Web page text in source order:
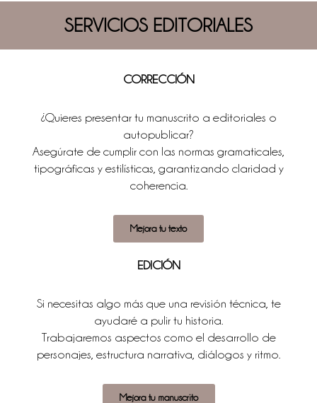
SERVICIOS EDITORIALES
CORRECCIÓN
¿Quieres presentar tu manuscrito a editoriales o
autopublicar?
Asegúrate de cumplir con las normas gramaticales,
tipográficas y estilísticas, garantizando claridad y
coherencia.
Mejora tu texto
EDICIÓN
Si necesitas algo más que una revisión técnica, te
ayudaré a pulir tu historia.
Trabajaremos aspectos como el desarrollo de
personajes, estructura narrativa, diálogos y ritmo.
Mejora tu manuscrito